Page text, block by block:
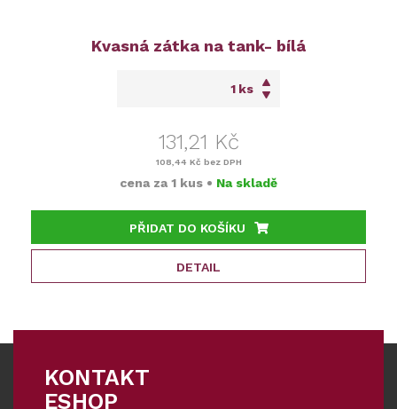
Kvasná zátka na tank- bílá
ks
131,21 Kč
108,44 Kč bez DPH
cena za 1 kus • Na skladě
PŘIDAT DO KOŠÍKU
DETAIL
KONTAKT
ESHOP